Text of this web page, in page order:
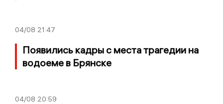
04/08 21:47
Появились кадры с места трагедии на
водоеме в Брянске
04/08 20:59